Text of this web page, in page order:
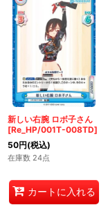
新しい右腕 ロボ子さん
[Re_HP/001T-008TD]
50円(税込)
在庫数 24点
カートに入れる